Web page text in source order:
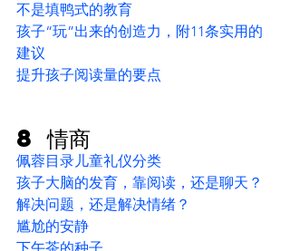
不是填鸭式的教育
孩子“玩”出来的创造力，附11条实用的
建议
提升孩子阅读量的要点
8 情商
佩蓉目录儿童礼仪分类
孩子大脑的发育，靠阅读，还是聊天？
解决问题，还是解决情绪？
尴尬的安静